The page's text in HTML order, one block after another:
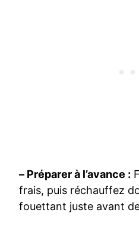
– Préparer à l’avance :
frais, puis réchauffez
fouettant juste avant